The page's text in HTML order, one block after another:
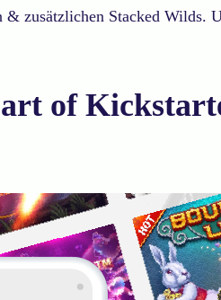
zusätzlichen Stacked
of